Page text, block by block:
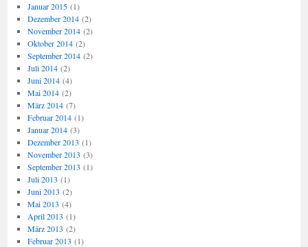
Januar 2015(1)
Dezember 2014(2)
November 2014(2)
Oktober 2014(2)
September 2014(2)
Juli 2014(2)
Juni 2014(4)
Mai 2014(2)
März 2014(7)
Februar 2014(1)
Januar 2014(3)
Dezember 2013 (1)
November 2013 (3)
September 2013 (1)
Juli 2013 (1)
Juni 2013 (2)
Mai 2013 (4)
April 2013 (1)
März 2013 (2)
Februar 2013 (1)